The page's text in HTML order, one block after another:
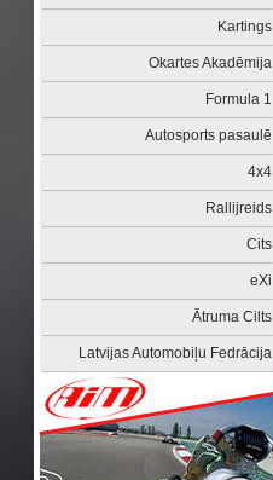
Kartings
Okartes Akadēmija
Formula 1
Autosports pasaulē
4x4
Rallijreids
Cits
eXi
Ātruma Cilts
Latvijas Automobiļu Fedrācija